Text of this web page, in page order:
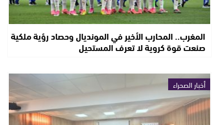
المغرب.. المحارب الأخير في المونديال وحصاد رؤية ملكية
صنعت قوة كروية لا تعرف المستحيل
أخبار الصحراء